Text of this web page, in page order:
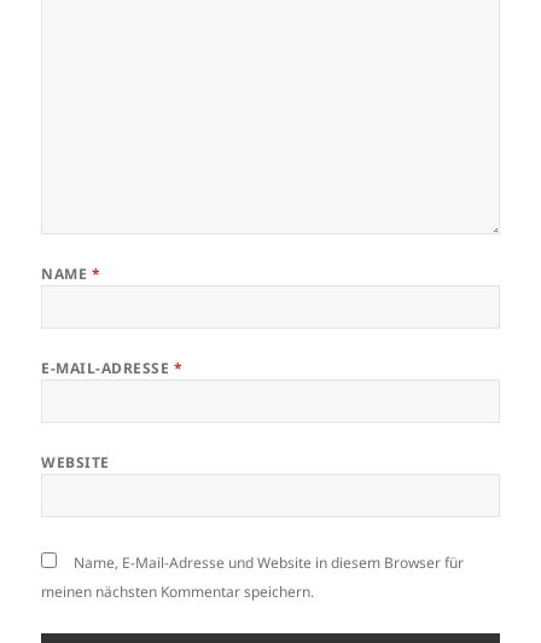
NAME *
E-MAIL-ADRESSE *
WEBSITE
Name, E-Mail-Adresse und Website in diesem Browser für
meinen nächsten Kommentar speichern.